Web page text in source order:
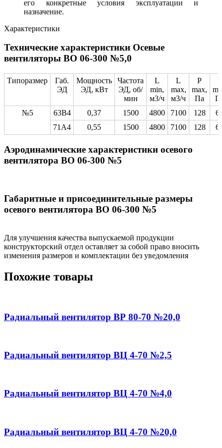
его конкретные условия эксплуатации и
назначение.
Характеристики
Технические характеристики Осевые
вентиляторы ВО 06-300 №5,0
Типоразмер
Габ.
ЭД
Мощность
ЭД, кВт
Частота
ЭД, об/
мин
L
min,
м3/ч
L
max,
м3/ч
P
max,
Па
P
№5
63B4 0,37 1500 4800 7100 128
71A4
0,55 1500 4800 7100 128
Аэродинамические характеристики осевого
вентилятора ВО 06-300 №5
Габаритные и присоединительные размеры
осевого вентилятора ВО 06-300 №5
Для улучшения качества выпускаемой продукции
конструкторский отдел оставляет за собой право вносить
изменения размеров и комплектации без уведомления
Похожие товары
Радиальный вентилятор ВР 80-70 №20,0
Радиальный вентилятор ВЦ 4-70 №2,5
Радиальный вентилятор ВЦ 4-70 №4,0
Радиальный вентилятор ВЦ 4-70 №20,0